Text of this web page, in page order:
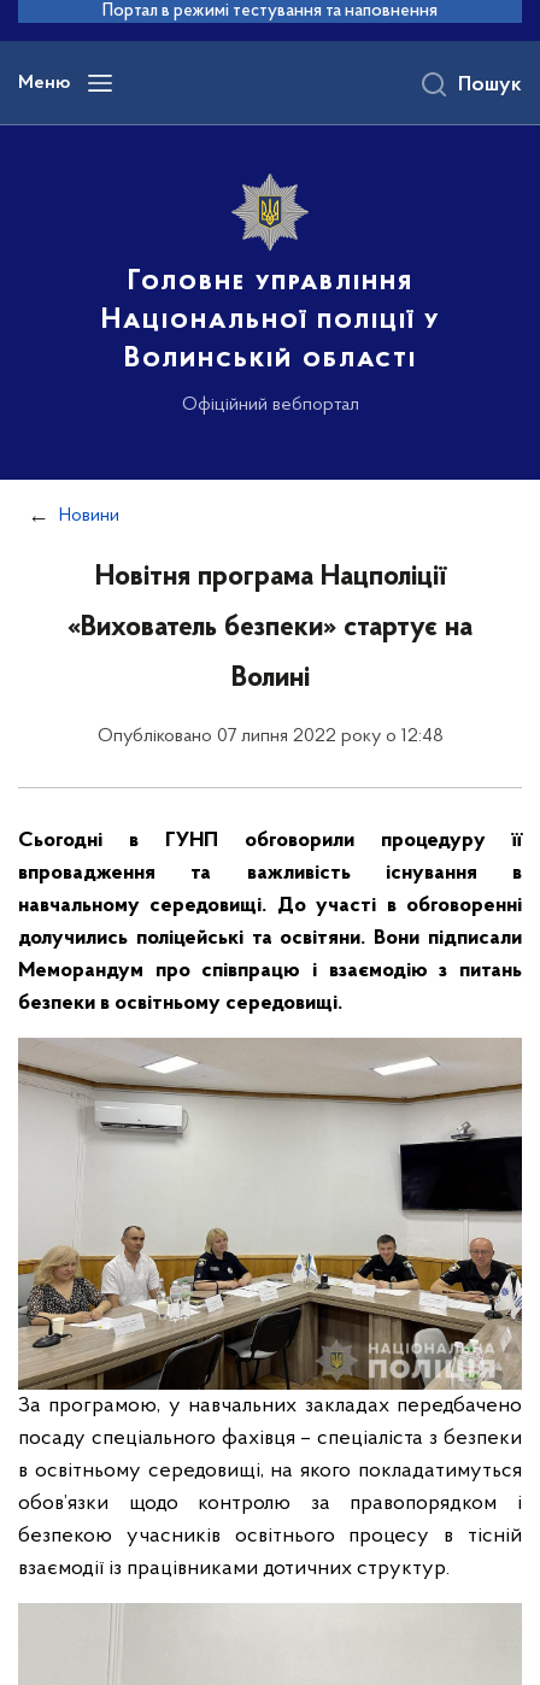
основного
вмісту
Портал в режимі тестування та наповнення
Меню
Головне управління
Національної поліції у
Волинській області
Офіційний вебпортал
Пошук
Новини
Новітня програма Нацполіції
«Вихователь безпеки» стартує на
Волині
Опубліковано 07 липня 2022 року о 12:48
Сьогодні в ГУНП обговорили процедуру її
впровадження та важливість існування в
навчальному середовищі. До участі в обговоренні
долучились поліцейські та освітяни. Вони підписали
Меморандум про співпрацю і взаємодію з питань
безпеки в освітньому середовищі.
За програмою, у навчальних закладах передбачено
посаду спеціального фахівця – спеціаліста з безпеки
в освітньому середовищі, на якого покладатимуться
обов’язки щодо контролю за правопорядком і
безпекою учасників освітнього процесу в тісній
взаємодії із працівниками дотичних структур.